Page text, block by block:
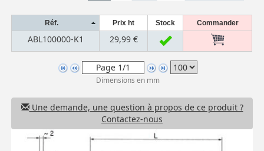
Réf. Prix ht Stock Commander
ABL100000-K1 29,99 €
Dimensions en mm
Une demande, une question à propos de ce produit ?
Contactez-nous